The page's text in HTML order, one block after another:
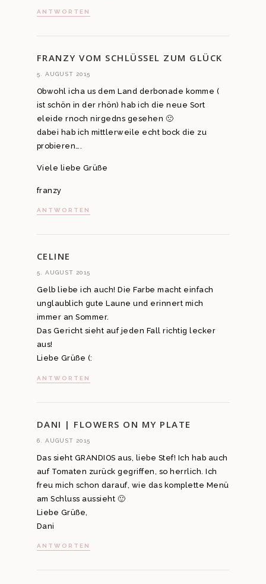
ANTWORTEN
FRANZY VOM SCHLÜSSEL ZUM GLÜCK
5. AUGUST 2015
Obwohl icha us dem Land derbonade komme (
ist schön in der rhön) hab ich die neue Sort
eleide rnoch nirgedns gesehen 🙁
dabei hab ich mittlerweile echt bock die zu
probieren….
Viele liebe Grüße
franzy
ANTWORTEN
CELINE
5. AUGUST 2015
Gelb liebe ich auch! Die Farbe macht einfach
unglaublich gute Laune und erinnert mich
immer an Sommer.
Das Gericht sieht auf jeden Fall richtig lecker
aus!
Liebe Grüße (:
ANTWORTEN
DANI | FLOWERS ON MY PLATE
6. AUGUST 2015
Das sieht GRANDIOS aus, liebe Stef! Ich hab auch
auf Tomaten zurück gegriffen, so herrlich. Ich
freu mich schon darauf, wie das komplette Menü
am Schluss aussieht 🙂
Liebe Grüße,
Dani
ANTWORTEN